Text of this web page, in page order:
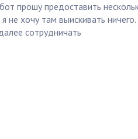
прошу предоставить
не хочу там выискивать ничего.
сотрудничать